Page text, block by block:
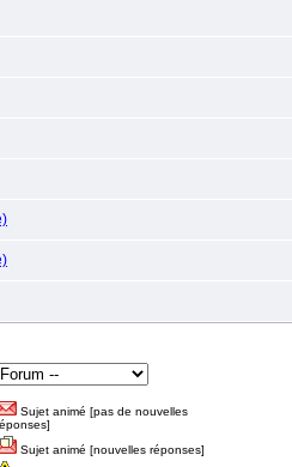
Sujet animé [pas de nouvelles
Sujet animé [nouvelles réponses]